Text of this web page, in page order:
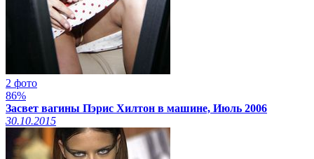
2 фото
86%
Засвет вагины Пэрис Хилтон в машине, Июль 2006
30.10.2015